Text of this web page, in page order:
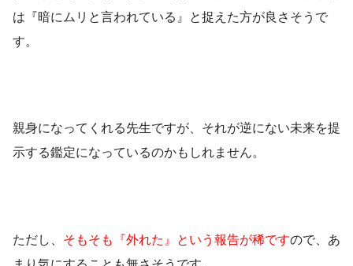
は『暗にムリと言われている』と捉えた方が良さそうで
す。
親身になってくれる先生ですが、それが逆にない未来を提
示する鑑定になっているのかもしれません。
ただし、 そもそも『外れた』という報告が稀ですので、あ